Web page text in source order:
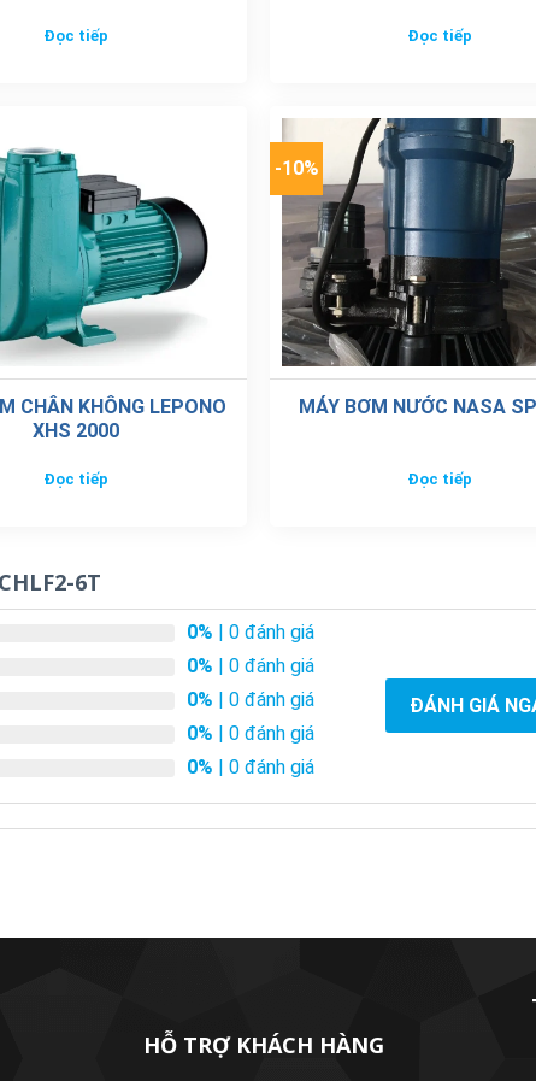
Đọc tiếp Đọc tiếp
CHÂN KHÔNG LEPONO
XHS 2000
Đọc tiếp
-10%
MÁY BƠM NƯỚC NASA
Đọc tiếp
6T
0% | 0 đánh giá
0% | 0 đánh giá
0% | 0 đánh giá
0% | 0 đánh giá
0% | 0 đánh giá
ĐÁNH GIÁ
HỖ TRỢ KHÁCH HÀNG